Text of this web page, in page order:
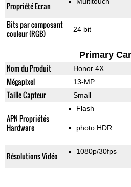
Propriété Ecran
Bits par composant
couleur (RGB)
24 bit
Primary
Nom du Produit Honor 4X
Mégapixel 13-MP
Taille Capteur Small
APN Propriétés
Hardware
Flash
photo HDR
Résolutions Vidéo 1080p/30fps